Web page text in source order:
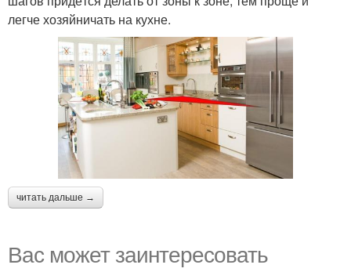
легче хозяйничать на кухне.
читать дальше →
Вас может заинтересовать